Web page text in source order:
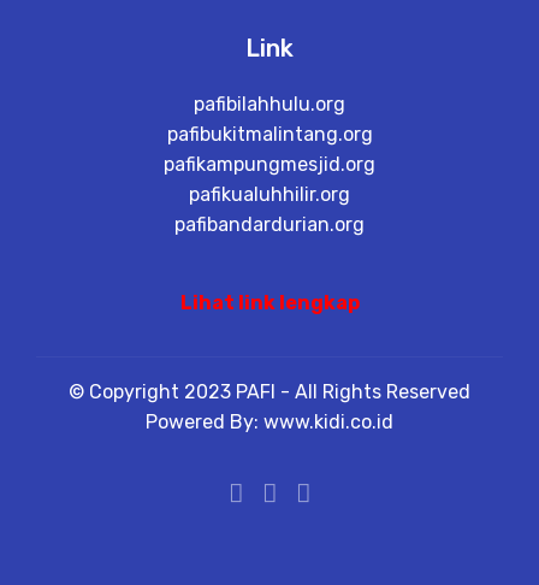
Link
pafibilahhulu.org
pafibukitmalintang.org
pafikampungmesjid.org
pafikualuhhilir.org
pafibandardurian.org
Lihat link lengkap
© Copyright 2023 PAFI - All Rights Reserved
Powered By: www.kidi.co.id